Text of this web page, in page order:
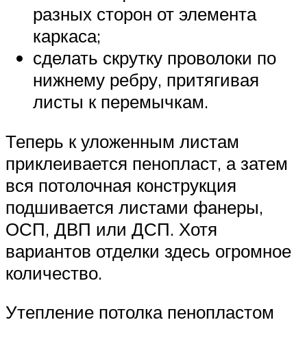
разных сторон от элемента
каркаса;
сделать скрутку проволоки по
нижнему ребру, притягивая
листы к перемычкам.
Теперь к уложенным листам
приклеивается пенопласт, а затем
вся потолочная конструкция
подшивается листами фанеры,
ОСП, ДВП или ДСП. Хотя
вариантов отделки здесь огромное
количество.
Утепление потолка пенопластом